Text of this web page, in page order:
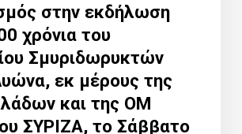
στην εκδήλωση
χρόνια του
Σμυριδωρυκτών
εκ μέρους της
και της ΟΜ
ΣΥΡΙΖΑ, το Σάββατο